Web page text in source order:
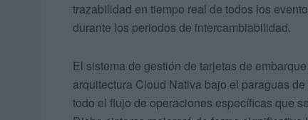
trazabilidad en tiempo real de todos los
durante los periodos de intercambiabilidad.
El sistema de gestión de tarjetas de
arquitectura Cloud Nativa bajo el paraguas
todo el flujo de operaciones específicas que